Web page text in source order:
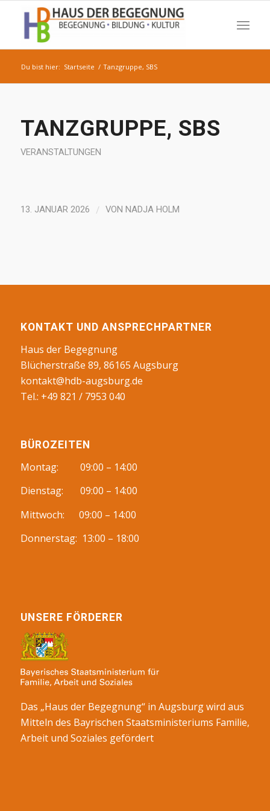
Du bist hier: Startseite / Tanzgruppe, SBS
TANZGRUPPE, SBS
VERANSTALTUNGEN
13. JANUAR 2026 / VON NADJA HOLM
KONTAKT UND ANSPRECHPARTNER
Haus der Begegnung
Blücherstraße 89, 86165 Augsburg
kontakt@hdb-augsburg.de
Tel.: +49 821 / 7953 040
BÜROZEITEN
Montag: 09:00 – 14:00
Dienstag: 09:00 – 14:00
Mittwoch: 09:00 – 14:00
Donnerstag: 13:00 – 18:00
UNSERE FÖRDERER
Das „Haus der Begegnung“ in Augsburg wird aus
Mitteln des Bayrischen Staatsministeriums Familie,
Arbeit und Soziales gefördert